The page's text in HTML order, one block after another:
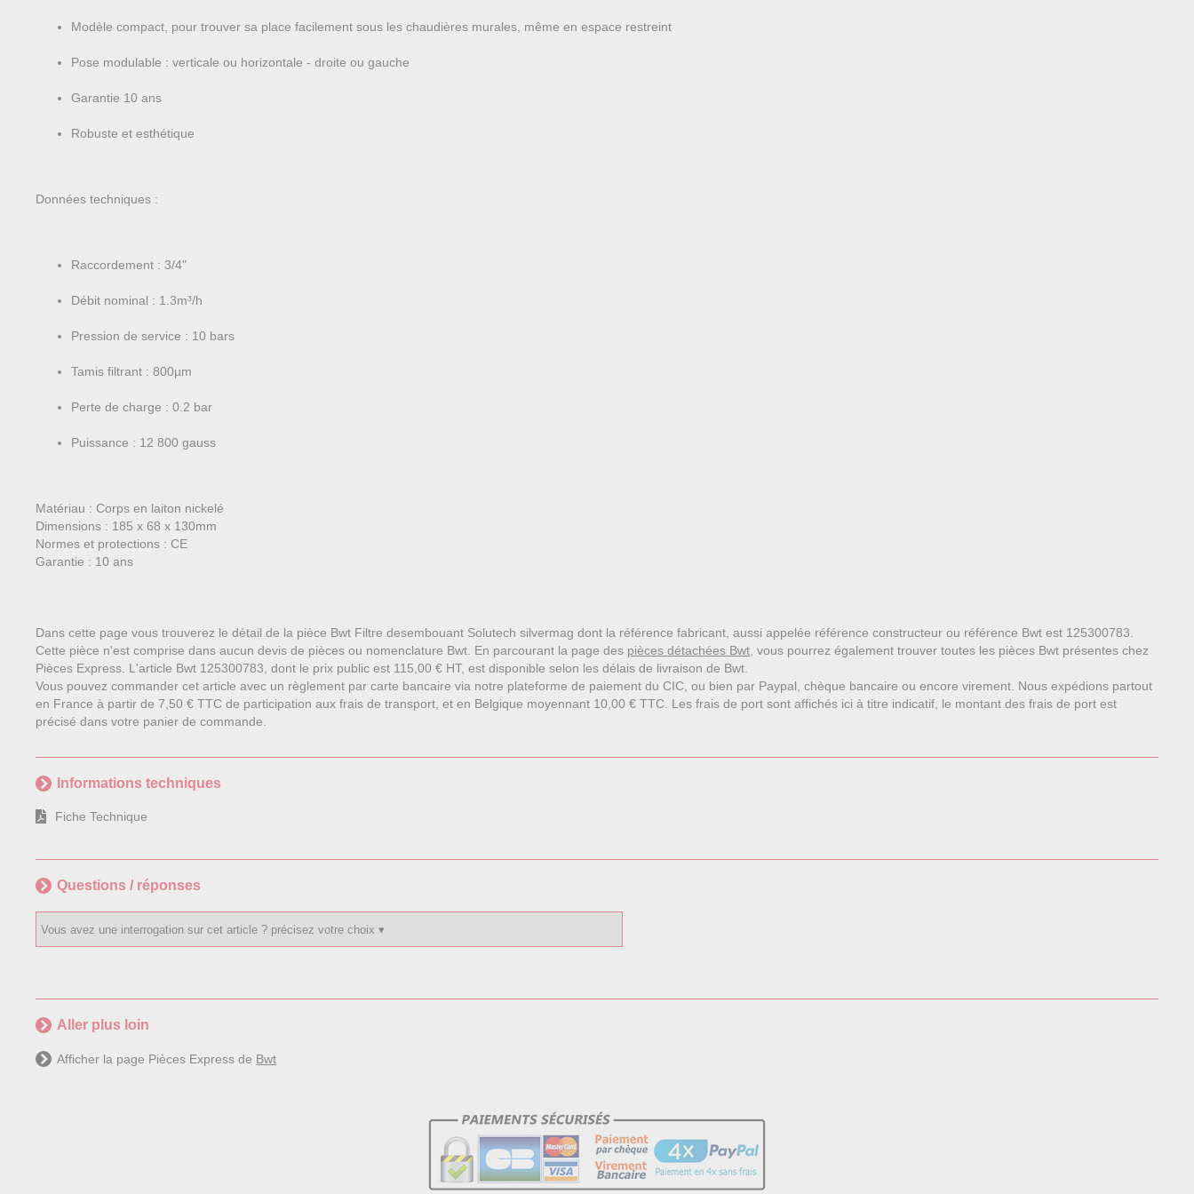
Modèle compact, pour trouver sa place facilement sous les chaudières murales, même en espace restreint
Pose modulable : verticale ou horizontale - droite ou gauche
Garantie 10 ans
Robuste et esthétique
Données techniques :
Raccordement : 3/4"
Débit nominal : 1.3m³/h
Pression de service : 10 bars
Tamis filtrant : 800µm
Perte de charge : 0.2 bar
Puissance : 12 800 gauss
Matériau : Corps en laiton nickelé
Dimensions : 185 x 68 x 130mm
Normes et protections : CE
Garantie : 10 ans
Dans cette page vous trouverez le détail de la pièce Bwt Filtre desembouant Solutech silvermag dont la référence fabricant, aussi appelée référence constructeur ou référence Bwt est 125300783.
Cette pièce n'est comprise dans aucun devis de pièces ou nomenclature Bwt. En parcourant la page des pièces détachées Bwt , vous pourrez également trouver toutes les pièces Bwt présentes chez
Pièces Express. L'article Bwt 125300783, dont le prix public est 115,00 € HT, est disponible selon les délais de livraison de Bwt.
Vous pouvez commander cet article avec un règlement par carte bancaire via notre plateforme de paiement du CIC, ou bien par Paypal, chèque bancaire ou encore virement. Nous expédions partout
en France à partir de 7,50 € TTC de participation aux frais de transport, et en Belgique moyennant 10,00 € TTC. Les frais de port sont affichés ici à titre indicatif, le montant des frais de port est
précisé dans votre panier de commande.
Informations techniques
Fiche Technique
Questions / réponses
Aller plus loin
Afficher la page Pièces Express de Bwt